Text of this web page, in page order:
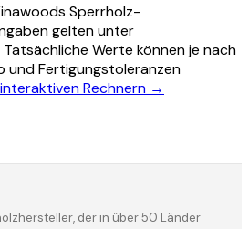
Sperrholz-
gelten unter
Werte können je nach
und Fertigungstoleranzen
Rechnern →
der in über 50 Länder